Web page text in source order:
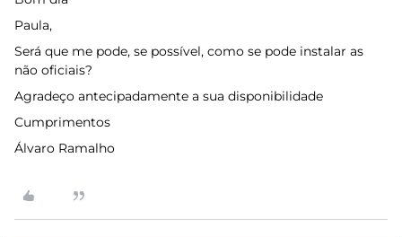
Paula,
Será que me pode, se possível, como se pode instalar as
não oficiais?
Agradeço antecipadamente a sua disponibilidade
Cumprimentos
Álvaro Ramalho